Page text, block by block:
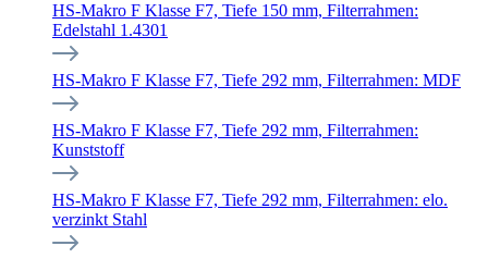
HS-Makro F Klasse F7, Tiefe 150 mm, Filterrahmen:
Edelstahl 1.4301
HS-Makro F Klasse F7, Tiefe 292 mm, Filterrahmen: MDF
HS-Makro F Klasse F7, Tiefe 292 mm, Filterrahmen:
Kunststoff
HS-Makro F Klasse F7, Tiefe 292 mm, Filterrahmen: elo.
verzinkt Stahl